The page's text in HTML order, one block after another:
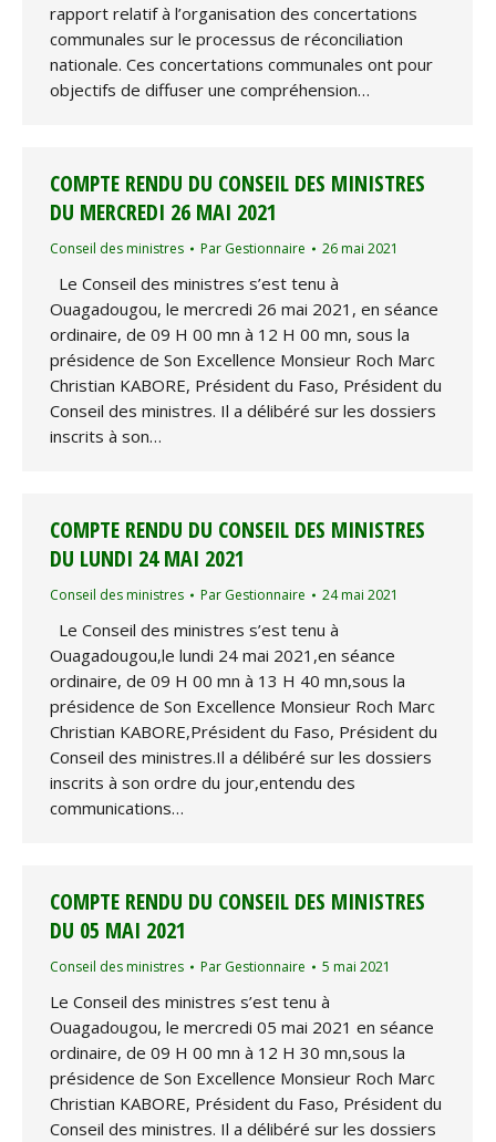
rapport relatif à l’organisation des concertations
communales sur le processus de réconciliation
nationale. Ces concertations communales ont pour
objectifs de diffuser une compréhension…
COMPTE RENDU DU CONSEIL DES MINISTRES
DU MERCREDI 26 MAI 2021
Conseil des ministres Par Gestionnaire 26 mai 2021
Le Conseil des ministres s’est tenu à
Ouagadougou, le mercredi 26 mai 2021, en séance
ordinaire, de 09 H 00 mn à 12 H 00 mn, sous la
présidence de Son Excellence Monsieur Roch Marc
Christian KABORE, Président du Faso, Président du
Conseil des ministres. Il a délibéré sur les dossiers
inscrits à son…
COMPTE RENDU DU CONSEIL DES MINISTRES
DU LUNDI 24 MAI 2021
Conseil des ministres Par Gestionnaire 24 mai 2021
Le Conseil des ministres s’est tenu à
Ouagadougou,le lundi 24 mai 2021,en séance
ordinaire, de 09 H 00 mn à 13 H 40 mn,sous la
présidence de Son Excellence Monsieur Roch Marc
Christian KABORE,Président du Faso, Président du
Conseil des ministres.Il a délibéré sur les dossiers
inscrits à son ordre du jour,entendu des
communications…
COMPTE RENDU DU CONSEIL DES MINISTRES
DU 05 MAI 2021
Conseil des ministres Par Gestionnaire 5 mai 2021
Le Conseil des ministres s’est tenu à
Ouagadougou, le mercredi 05 mai 2021 en séance
ordinaire, de 09 H 00 mn à 12 H 30 mn,sous la
présidence de Son Excellence Monsieur Roch Marc
Christian KABORE, Président du Faso, Président du
Conseil des ministres. Il a délibéré sur les dossiers